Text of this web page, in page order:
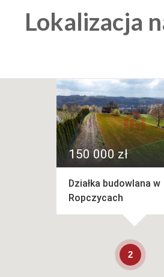
Lokalizacja
2
150 000 zł
Działka budowlana w
Ropczycach